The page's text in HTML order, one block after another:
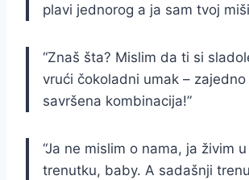
plavi jednorog a ja sam tvoj
“Znaš šta? Mislim da ti si
vrući čokoladni umak – zajedno
savršena kombinacija!”
“Ja ne mislim o nama, ja živim
trenutku, baby. A sadašnji